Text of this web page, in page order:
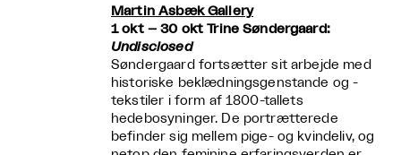
Martin Asbæk Gallery
1 okt – 30 okt Trine Søndergaard:
Undisclosed
Søndergaard fortsætter sit arbejde med
historiske beklædningsgenstande og -
tekstiler i form af 1800-tallets
hedebosyninger. De portrætterede
befinder sig mellem pige- og kvindeliv, og